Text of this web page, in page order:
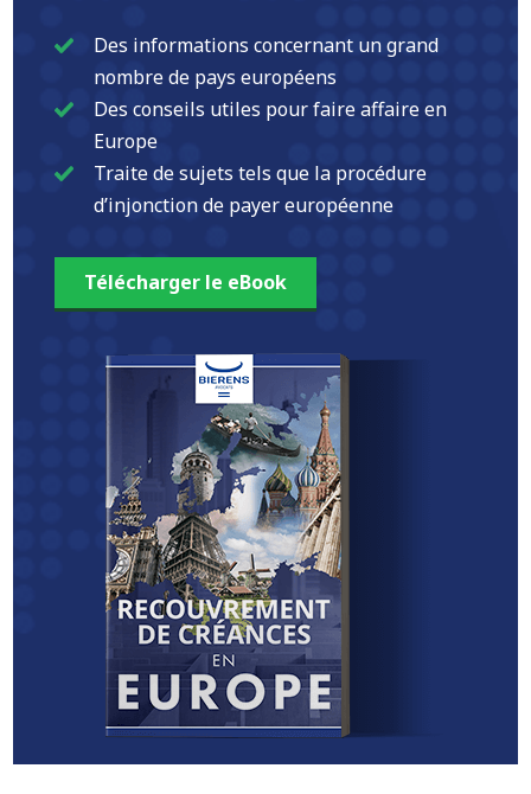
Des informations concernant un grand
nombre de pays européens
Des conseils utiles pour faire affaire en
Europe
Traite de sujets tels que la procédure
d’injonction de payer européenne
Télécharger le eBook